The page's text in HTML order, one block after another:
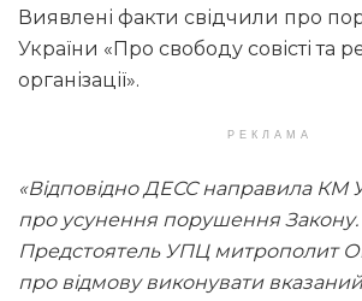
Виявлені факти свідчили про
України «Про свободу совісті та
організації».
РЕКЛАМА
«Відповідно ДЕСС направила КМ
про усунення порушення Закону.
Предстоятель УПЦ митрополит
про відмову виконувати